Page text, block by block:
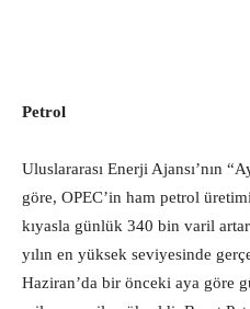
Petrol
Uluslararası Enerji Ajansı’nın
göre, OPEC’in ham petrol
kıyasla günlük 340 bin varil
yılın en yüksek seviyesinde
Haziran’da bir önceki aya göre